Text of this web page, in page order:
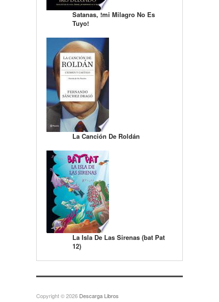
Satanas, !mi Milagro No Es
Tuyo!
La Canción De Roldán
La Isla De Las Sirenas (bat Pat
12)
Copyright © 2026 Descarga Libros